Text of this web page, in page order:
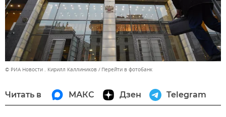
© РИА Новости . Кирилл Каллиников Перейти в фотобанк
Читать в МАКС Дзен Telegram